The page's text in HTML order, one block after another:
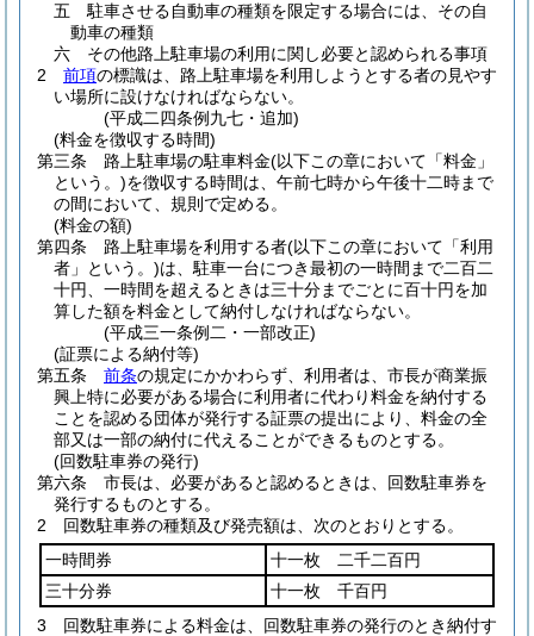
五
駐車させる自動車の種類を限定する場合には、その自
動車の種類
六
その他路上駐車場の利用に関し必要と認められる事項
2
前項の標識は、路上駐車場を利用しようとする者の見やす
い場所に設けなければならない。
(平成二四条例九七・追加)
(料金を徴収する時間)
第三条
路上駐車場の駐車料金(以下この章において「料金」
という。)を徴収する時間は、午前七時から午後十二時まで
の間において、規則で定める。
(料金の額)
第四条
路上駐車場を利用する者(以下この章において「利用
者」という。)は、駐車一台につき最初の一時間まで二百二
十円、一時間を超えるときは三十分までごとに百十円を加
算した額を料金として納付しなければならない。
(平成三一条例二・一部改正)
(証票による納付等)
第五条
前条の規定にかかわらず、利用者は、市長が商業振
興上特に必要がある場合に利用者に代わり料金を納付する
ことを認める団体が発行する証票の提出により、料金の全
部又は一部の納付に代えることができるものとする。
(回数駐車券の発行)
第六条
市長は、必要があると認めるときは、回数駐車券を
発行するものとする。
2
回数駐車券の種類及び発売額は、次のとおりとする。
一時間券
十一枚 二千二百円
三十分券
十一枚 千百円
3
回数駐車券による料金は、回数駐車券の発行のとき納付す